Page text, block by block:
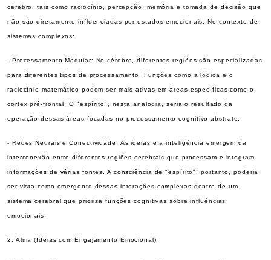
cérebro, tais como raciocínio, percepção, memória e tomada de decisão que
não são diretamente influenciadas por estados emocionais. No contexto de
sistemas complexos:
- Processamento Modular: No cérebro, diferentes regiões são especializadas
para diferentes tipos de processamento. Funções como a lógica e o
raciocínio matemático podem ser mais ativas em áreas específicas como o
córtex pré-frontal. O "espírito", nesta analogia, seria o resultado da
operação dessas áreas focadas no processamento cognitivo abstrato.
- Redes Neurais e Conectividade: As ideias e a inteligência emergem da
interconexão entre diferentes regiões cerebrais que processam e integram
informações de várias fontes. A consciência de "espírito", portanto, poderia
ser vista como emergente dessas interações complexas dentro de um
sistema cerebral que prioriza funções cognitivas sobre influências
emocionais.
2. Alma (Ideias com Engajamento Emocional)